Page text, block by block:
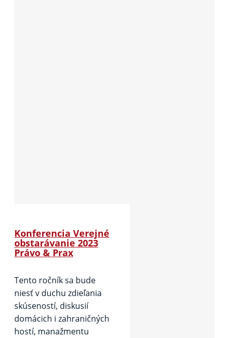
Konferencia Verejné
obstarávanie 2023
Právo & Prax
Tento ročník sa bude
niesť v duchu zdieľania
skúseností, diskusií
domácich i zahraničných
hostí, manažmentu